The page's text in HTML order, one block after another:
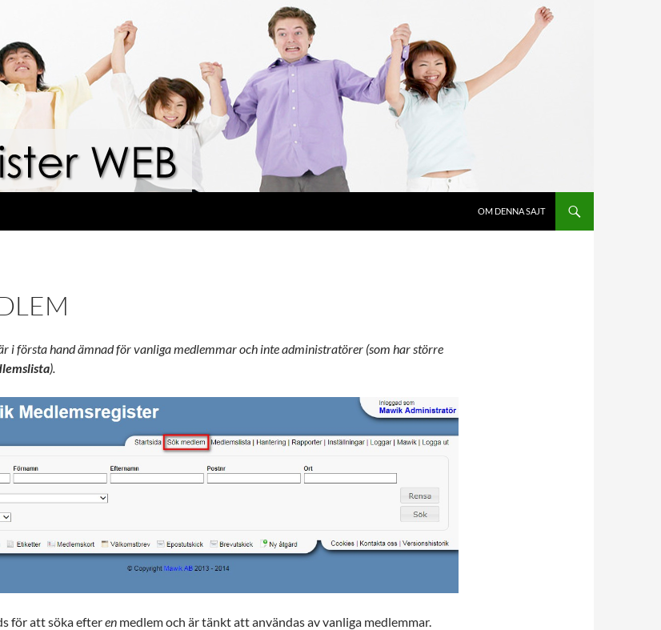
OM DENNA SAJT
i första hand ämnad för vanliga medlemmar och inte administratörer (som har större
).
för att söka efteren medlem och är tänkt att användas av vanliga medlemmar.